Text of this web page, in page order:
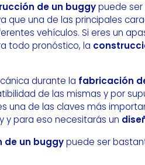
de un buggypuede ser
que una de las principales
vehículos. Si eres un
todo pronóstico, la
durante la fabricación
de las mismas y por
una de las claves más
y para eso necesitarás un
de un buggypuede ser